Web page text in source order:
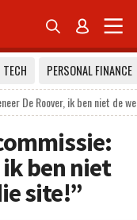
 
TECH
PERSONAL FINANCE
De Roover, ik ben niet de
ik ben niet
site!”